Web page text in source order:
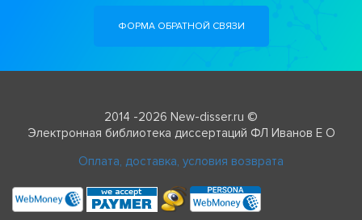
ФОРМА ОБРАТНОЙ СВЯЗИ
2014 -2026 New-disser.ru ©
Электронная библиотека диссертаций ФЛ Иванов Е О
Оплата, доставка, условия возврата